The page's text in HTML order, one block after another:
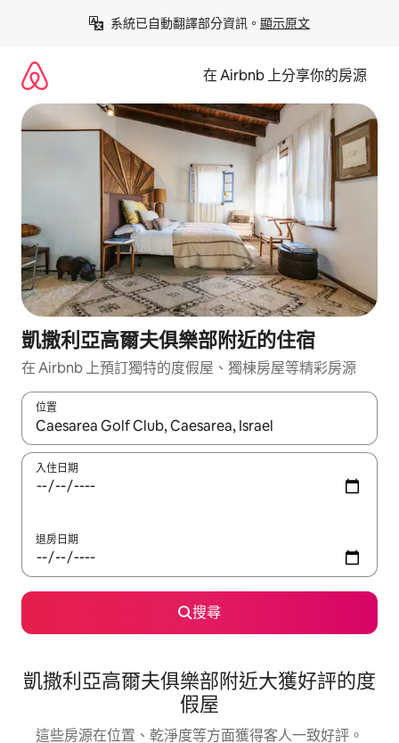
系統已自動翻譯部分資訊。 顯示原文
在 Airbnb 上分享你的房源
凱撒利亞高爾夫俱樂部附近的住宿
在 Airbnb 上預訂獨特的度假屋、獨棟房屋等精彩房源
位置
如有搜尋結果，瀏覽內容時請使用上下箭頭，或輕點、滑動裝置。
入住日期
退房日期
搜尋
凱撒利亞高爾夫俱樂部附近大獲好評的度
假屋
這些房源在位置、乾淨度等方面獲得客人一致好評。